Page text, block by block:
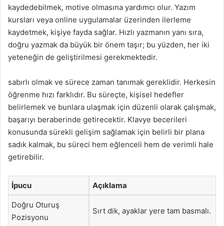
kaydedebilmek, motive olmasına yardımcı olur. Yazım
kursları veya online uygulamalar üzerinden ilerleme
kaydetmek, kişiye fayda sağlar. Hızlı yazmanın yanı sıra,
doğru yazmak da büyük bir önem taşır; bu yüzden, her iki
yeteneğin de geliştirilmesi gerekmektedir.
sabırlı olmak ve sürece zaman tanımak gereklidir. Herkesin
öğrenme hızı farklıdır. Bu süreçte, kişisel hedefler
belirlemek ve bunlara ulaşmak için düzenli olarak çalışmak,
başarıyı beraberinde getirecektir. Klavye becerileri
konusunda sürekli gelişim sağlamak için belirli bir plana
sadık kalmak, bu süreci hem eğlenceli hem de verimli hale
getirebilir.
İpucu Açıklama
Doğru Oturuş
Pozisyonu
Sırt dik, ayaklar yere tam basmalı.